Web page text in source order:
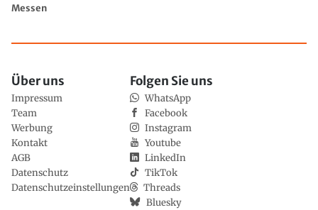
Messen
Über uns
Impressum
Team
Werbung
Kontakt
AGB
Datenschutz
Datenschutzeinstellungen
Folgen Sie uns
WhatsApp
Facebook
Instagram
Youtube
LinkedIn
TikTok
Threads
Bluesky